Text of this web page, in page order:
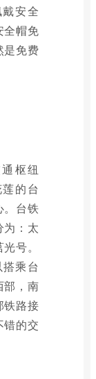
安全
全帽免
是免费
枢纽
的台
。台铁
为：太
号。
乘台
部，南
铁路接
错的交